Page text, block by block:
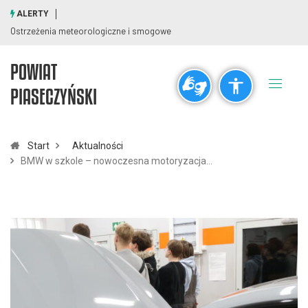
visibility_off title
Rozdzielczość
Czcionki
add_circle_outline
ALERTY
Ostrzeżenia meteorologiczne i smogowe
POWIAT
PIASECZYŃSKI
Start
Aktualności
BMW w szkole – nowoczesna motoryzacja…